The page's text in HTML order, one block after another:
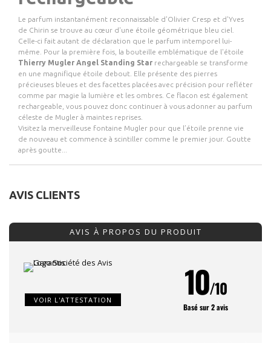
Le parfum instantanément reconnaissable d'Olivier Cresp et d'Yves
de Chirin se trouve au cœur d'une étoile géométrique bleu ciel.
Celle-ci fait autant de déclaration que le parfum intemporel lui-
même. Pour la première fois, la bouteille emblématique de l'étoile
Thierry Mugler Angel Standing Star rechargeable se transforme
en une magnifique étoile debout. Elle présente des pierres
précieuses bleues et des facettes placées avec précision pour refléter
comme par magie la lumière et les ombres. Ce flacon est également
rechargeable, vous pouvez donc continuer à vous adonner au parfum
céleste de Mugler à maintes reprises.
Visitez la merveilleuse fontaine Mugler pour que l’étoile prenne vie
de nouveau et commence à scintiller comme le premier jour. Goutte
après goutte...
AVIS CLIENTS
AVIS À PROPOS DU PRODUIT
VOIR L'ATTESTATION 10/10
Basé sur 2 avis